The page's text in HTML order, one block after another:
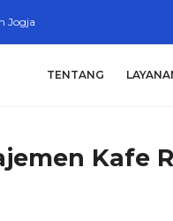
Jogja
TENTANG
Kafe